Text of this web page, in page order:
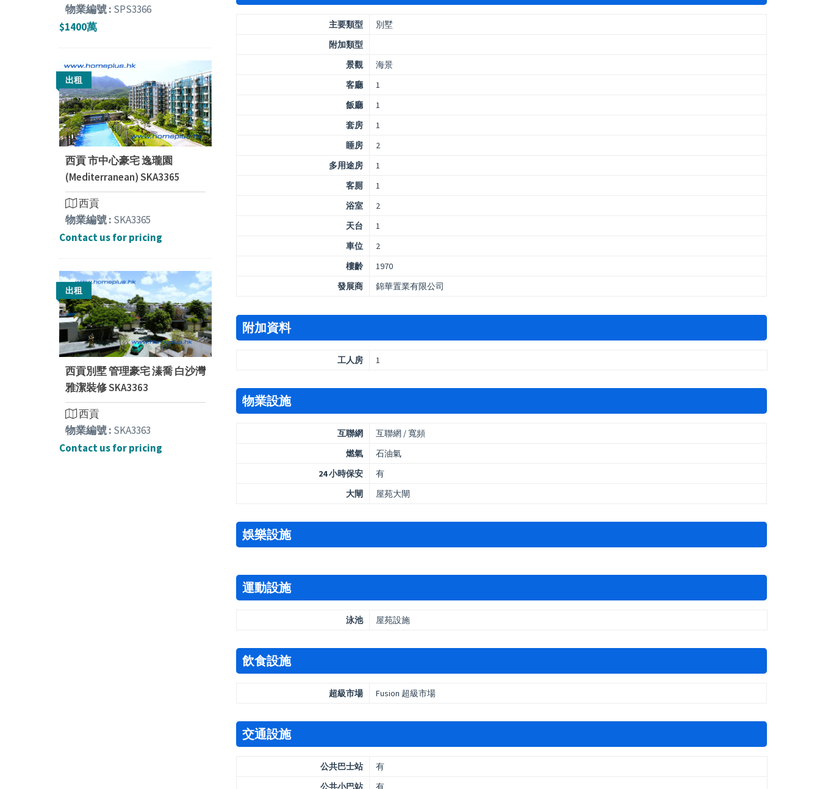
主要類型
別墅
附加類型
景觀
海景
客廳
1
飯廳
1
套房
1
睡房
2
多用途房
1
客厠
1
浴室
2
天台
1
車位
2
樓齡
1970
發展商
錦華置業有限公司
附加資料
工人房 1
物業設施
互聯網
互聯網 / 寬頻
燃氣
石油氣
24 小時保安
有
大閘
屋苑大閘
娛樂設施
運動設施
泳池 屋苑設施
飲食設施
超級市場 Fusion 超級市場
交通設施
公共巴士站
有
公共小巴站
有
物業編號 : SPS3366
$1400萬
出租
西貢 市中心豪宅 逸瓏園
(Mediterranean) SKA3365
西貢
物業編號 : SKA3365
Contact us for pricing
出租
西貢別墅 管理豪宅 溱喬 白沙灣
雅潔裝修 SKA3363
西貢
物業編號 : SKA3363
Contact us for pricing